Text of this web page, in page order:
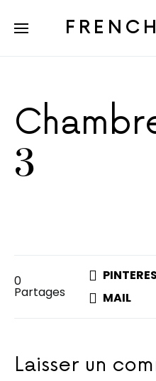
3
0
Partages
MAIL
Laisser un